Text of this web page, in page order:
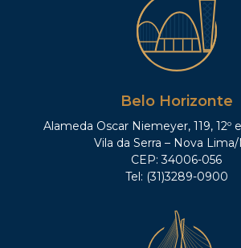
Belo Horizonte
Alameda Oscar Niemeyer, 119, 12º
Vila da Serra – Nova Lima/
CEP: 34006-056
Tel: (31)3289-0900